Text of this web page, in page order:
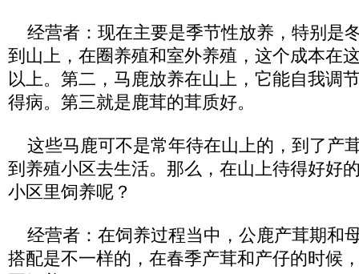
经营者：现在主要是季节性放养，特别是
到山上，在圈养殖和室外养殖，这个成本在
以上。第二，马鹿放养在山上，它能自我调
得病。第三就是鹿茸的茸质好。
这些马鹿可不是常年待在山上的，到了产
到养殖小区去生活。那么，在山上待得好好
小区里饲养呢？
经营者：在饲养过程当中，公鹿产茸期和
搭配是不一样的，在春季产茸和产仔的时候